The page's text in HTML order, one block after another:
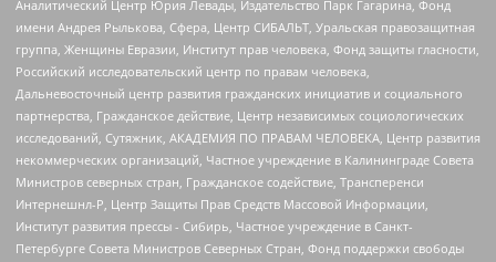
Аналитический Центр Юрия Левады, Издательство Парк Гагарина, Фонд
имени Андрея Рылькова, Сфера, Центр СИБАЛЬТ, Уральская правозащитная
группа, Женщины Евразии, Институт прав человека, Фонд защиты гласности,
Российский исследовательский центр по правам человека,
Дальневосточный центр развития гражданских инициатив и социального
партнерства, Гражданское действие, Центр независимых социологических
исследований, Сутяжник, АКАДЕМИЯ ПО ПРАВАМ ЧЕЛОВЕКА, Центр развития
некоммерческих организаций, Частное учреждение в Калининграде Совета
Министров северных стран, Гражданское содействие, Трансперенси
Интернешнл-Р, Центр Защиты Прав Средств Массовой Информации,
Институт развития прессы - Сибирь, Частное учреждение в Санкт-
Петербурге Совета Министров Северных Стран, Фонд поддержки свободы